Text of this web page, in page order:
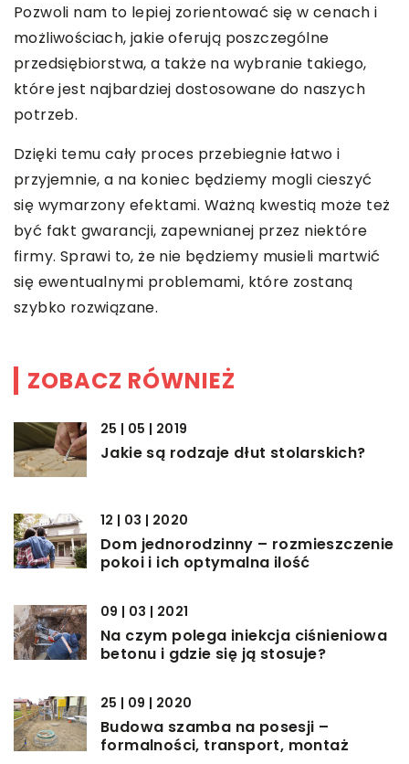
Pozwoli nam to lepiej zorientować się w cenach i
możliwościach, jakie oferują poszczególne
przedsiębiorstwa, a także na wybranie takiego,
które jest najbardziej dostosowane do naszych
potrzeb.
Dzięki temu cały proces przebiegnie łatwo i
przyjemnie, a na koniec będziemy mogli cieszyć
się wymarzony efektami. Ważną kwestią może też
być fakt gwarancji, zapewnianej przez niektóre
firmy. Sprawi to, że nie będziemy musieli martwić
się ewentualnymi problemami, które zostaną
szybko rozwiązane.
ZOBACZ RÓWNIEŻ
25 | 05 | 2019
Jakie są rodzaje dłut stolarskich?
12 | 03 | 2020
Dom jednorodzinny – rozmieszczenie
pokoi i ich optymalna ilość
09 | 03 | 2021
Na czym polega iniekcja ciśnieniowa
betonu i gdzie się ją stosuje?
25 | 09 | 2020
Budowa szamba na posesji –
formalności, transport, montaż